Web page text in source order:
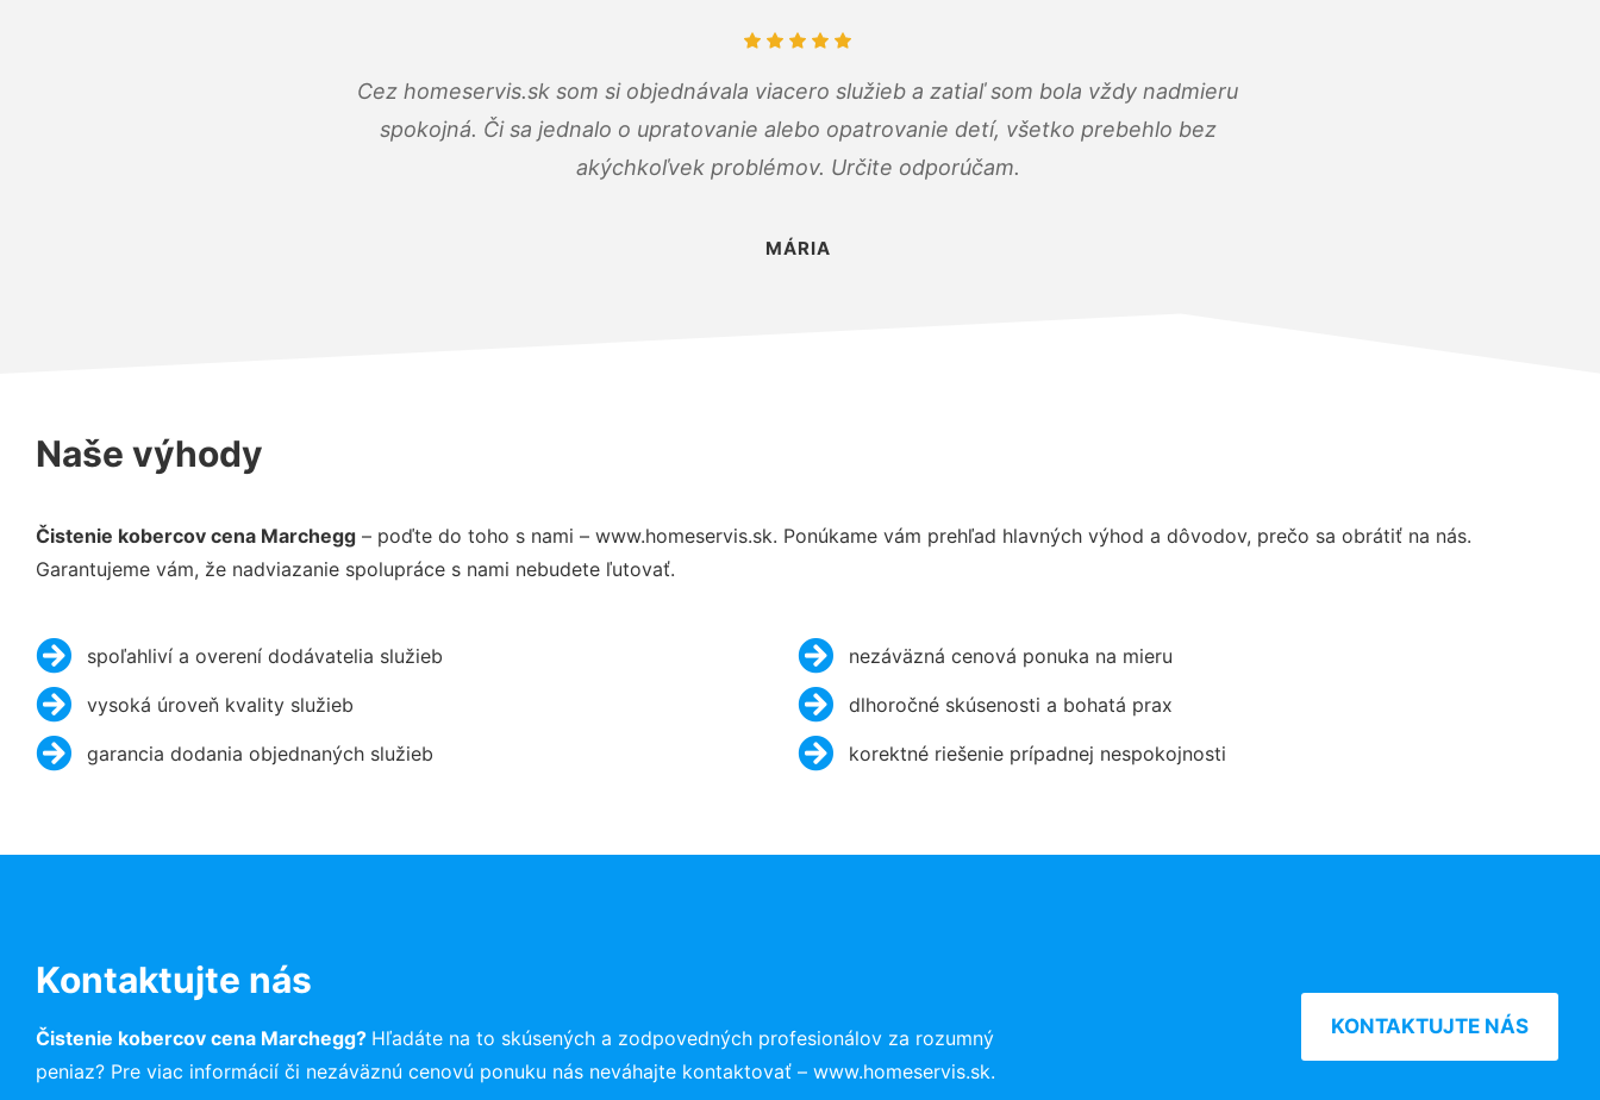
Cez homeservis.sk som si objednávala viacero služieb a zatiaľ som bola vždy nadmieru
spokojná. Či sa jednalo o upratovanie alebo opatrovanie detí, všetko prebehlo bez
akýchkoľvek problémov. Určite odporúčam.
MÁRIA
Naše výhody
Čistenie kobercov cena Marchegg – poďte do toho s nami – www.homeservis.sk. Ponúkame vám prehľad hlavných výhod a dôvodov, prečo sa obrátiť na nás.
Garantujeme vám, že nadviazanie spolupráce s nami nebudete ľutovať.
spoľahliví a overení dodávatelia služieb
vysoká úroveň kvality služieb
garancia dodania objednaných služieb
nezáväzná cenová ponuka na mieru
dlhoročné skúsenosti a bohatá prax
korektné riešenie prípadnej nespokojnosti
Kontaktujte nás
Čistenie kobercov cena Marchegg? Hľadáte na to skúsených a zodpovedných profesionálov za rozumný
peniaz? Pre viac informácií či nezáväznú cenovú ponuku nás neváhajte kontaktovať – www.homeservis.sk.
KONTAKTUJTE NÁS